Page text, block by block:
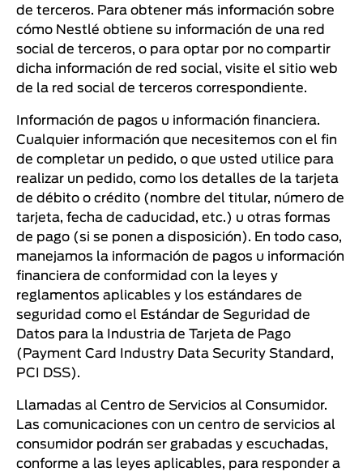
de terceros. Para obtener más información sobre
cómo Nestlé obtiene su información de una red
social de terceros, o para optar por no compartir
dicha información de red social, visite el sitio web
de la red social de terceros correspondiente.
Información de pagos u información financiera.
Cualquier información que necesitemos con el fin
de completar un pedido, o que usted utilice para
realizar un pedido, como los detalles de la tarjeta
de débito o crédito (nombre del titular, número de
tarjeta, fecha de caducidad, etc.) u otras formas
de pago (si se ponen a disposición). En todo caso,
manejamos la información de pagos u información
financiera de conformidad con la leyes y
reglamentos aplicables y los estándares de
seguridad como el Estándar de Seguridad de
Datos para la Industria de Tarjeta de Pago
(Payment Card Industry Data Security Standard,
PCI DSS).
Llamadas al Centro de Servicios al Consumidor.
Las comunicaciones con un centro de servicios al
consumidor podrán ser grabadas y escuchadas,
conforme a las leyes aplicables, para responder a